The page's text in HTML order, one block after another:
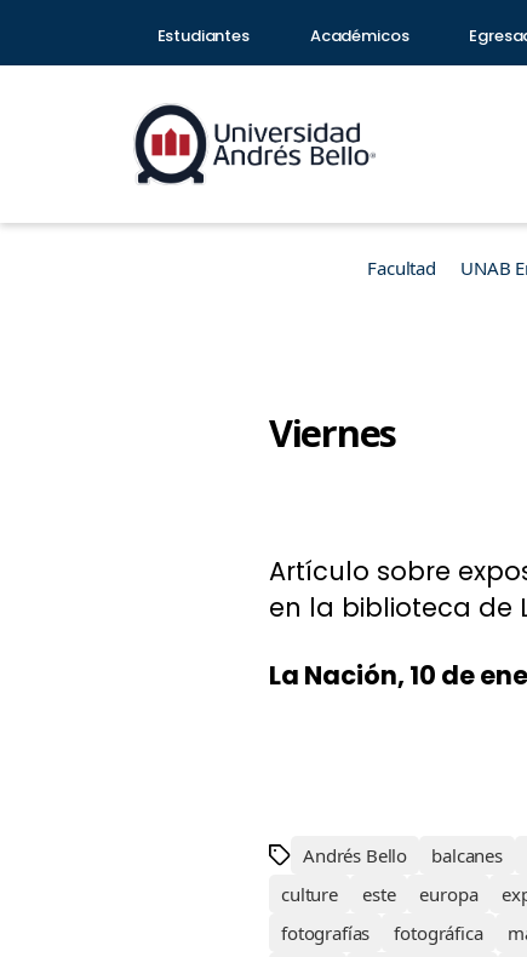
Estudiantes Académicos
Facultad UNAB
Viernes
Artículo sobre
en la biblioteca de
La Nación, 10 de
Andrés Bello balcanes
culture
este europa
fotografías
fotográfica